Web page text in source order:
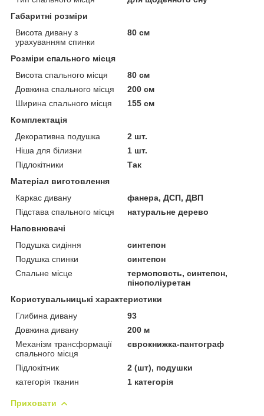
Габаритні розміри
Висота дивану з
урахуванням спинки
80 см
Розміри спального місця
Висота спального місця
80 см
Довжина спального місця
200 см
Ширина спального місця
155 см
Комплектація
Декоративна подушка
2 шт.
Ніша для білизни
1 шт.
Підлокітники
Так
Матеріал виготовлення
Каркас дивану
фанера, ДСП, ДВП
Підстава спального місця
натуральне дерево
Наповнювачі
Подушка сидіння
синтепон
Подушка спинки
синтепон
Спальне місце
термоповсть, синтепон,
пінополіуретан
Користувальницькі характеристики
Глибина дивану
93
Довжина дивану
200 м
Механізм трансформації
спального місця
єврокнижка-пантограф
Підлокітник
2 (шт), подушки
категорія тканин
1 категорія
Приховати